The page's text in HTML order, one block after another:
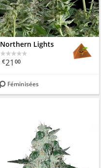
Northern Lights
€21 00
Féminisées